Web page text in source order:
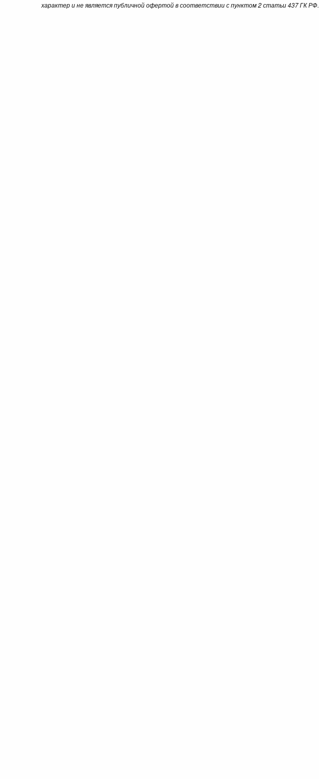
характер и не является публичной офертой в соответствии с пунктом 2 статьи 437 ГК РФ.